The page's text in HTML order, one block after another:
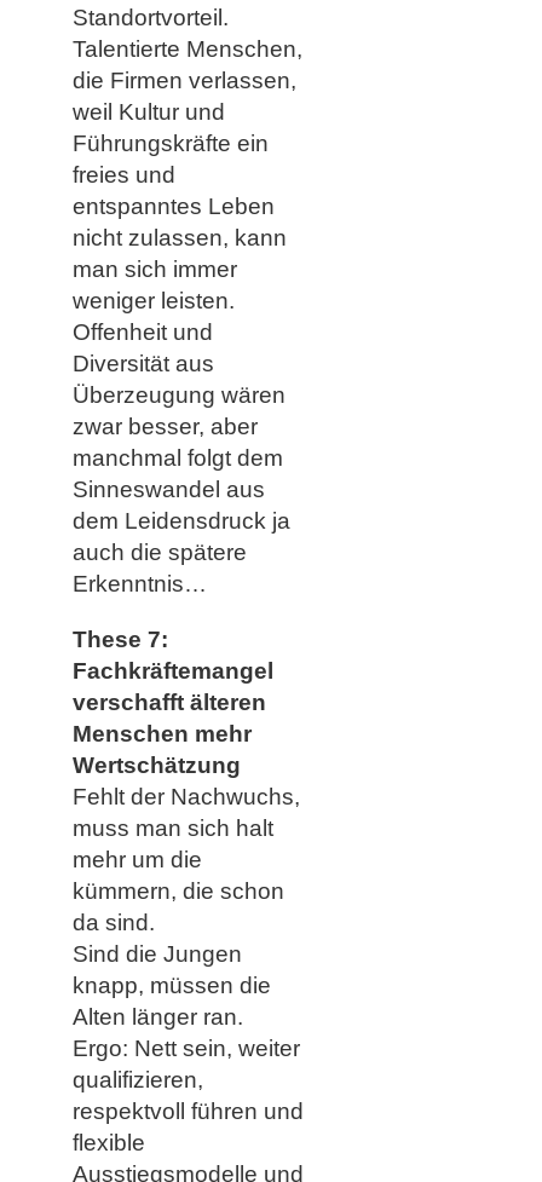
Standortvorteil.
Talentierte Menschen,
die Firmen verlassen,
weil Kultur und
Führungskräfte ein
freies und
entspanntes Leben
nicht zulassen, kann
man sich immer
weniger leisten.
Offenheit und
Diversität aus
Überzeugung wären
zwar besser, aber
manchmal folgt dem
Sinneswandel aus
dem Leidensdruck ja
auch die spätere
Erkenntnis…
These 7:
Fachkräftemangel
verschafft älteren
Menschen mehr
Wertschätzung
Fehlt der Nachwuchs,
muss man sich halt
mehr um die
kümmern, die schon
da sind.
Sind die Jungen
knapp, müssen die
Alten länger ran.
Ergo: Nett sein, weiter
qualifizieren,
respektvoll führen und
flexible
Ausstiegsmodelle und